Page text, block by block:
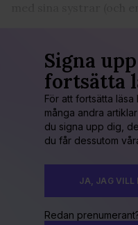
Signa
fortsätta
För att fortsätta
många andra
du signa upp dig,
du får dessutom
JA, JAG VILL
Redan